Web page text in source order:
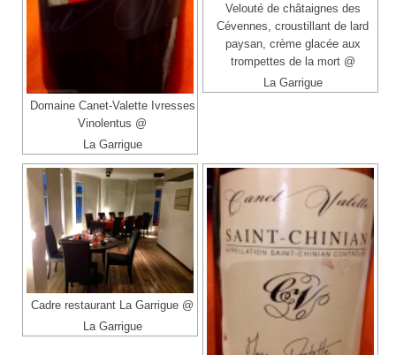
Domaine Canet-Valette Ivresses
Vinolentus @
La Garrigue
Velouté de châtaignes des
Cévennes, croustillant de lard
paysan, crème glacée aux
trompettes de la mort @
La Garrigue
Cadre restaurant La Garrigue @
La Garrigue